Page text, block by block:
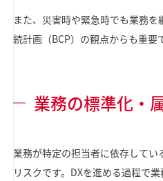
また、災害時や緊急時でも業務
続計画（BCP）の観点からも重要
業務の標準化・
業務が特定の担当者に依存して
リスクです。DXを進める過程で